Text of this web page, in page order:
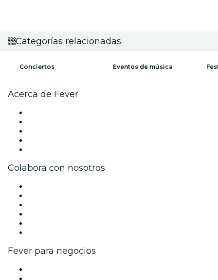
Categorías relacionadas
Conciertos Eventos de música
Acerca de Fever
Colabora con nosotros
Fever para negocios